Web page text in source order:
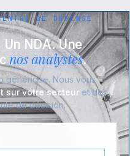
DE DÉFENSE
NDA. Une
nos analystes.
générique. Nous vous
sur votre secteuret des
de décision.